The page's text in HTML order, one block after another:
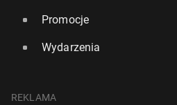
Promocje
Wydarzenia
REKLAMA